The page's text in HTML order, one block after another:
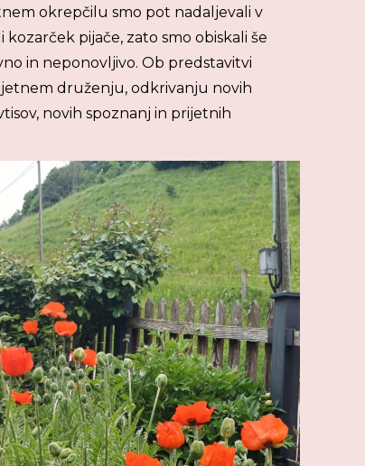
okrepčilu smo pot nadaljevali v
pijače, zato smo obiskali še
in neponovljivo. Ob predstavitvi
druženju, odkrivanju novih
novih spoznanj in prijetnih